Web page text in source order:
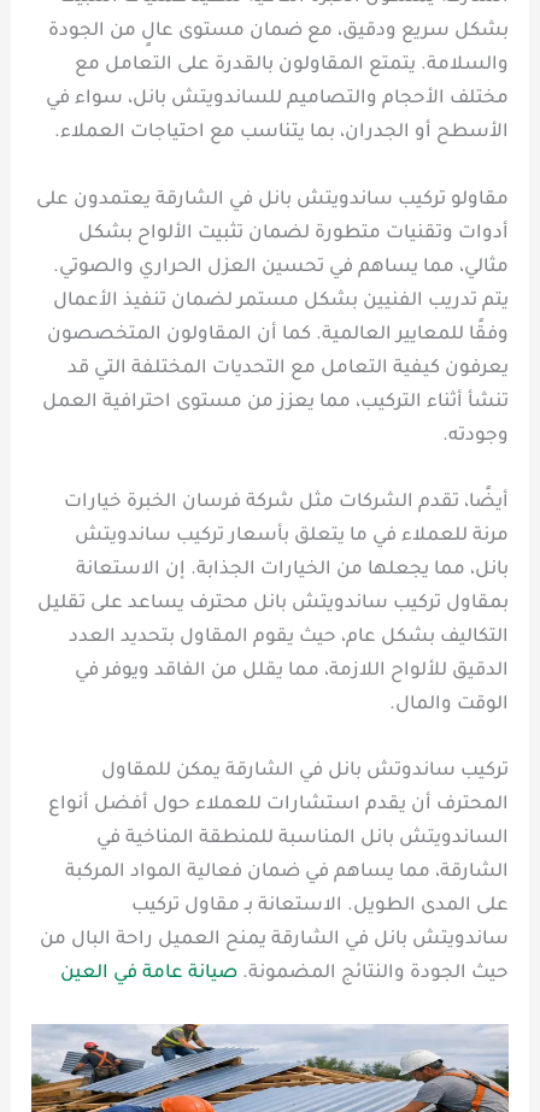
بشكل سريع ودقيق، مع ضمان مستوى عالٍ من الجودة
والسلامة. يتمتع المقاولون بالقدرة على التعامل مع
مختلف الأحجام والتصاميم للساندويتش بانل، سواء في
الأسطح أو الجدران، بما يتناسب مع احتياجات العملاء.
مقاولو تركيب ساندويتش بانل في الشارقة يعتمدون على
أدوات وتقنيات متطورة لضمان تثبيت الألواح بشكل
مثالي، مما يساهم في تحسين العزل الحراري والصوتي.
يتم تدريب الفنيين بشكل مستمر لضمان تنفيذ الأعمال
وفقًا للمعايير العالمية. كما أن المقاولون المتخصصون
يعرفون كيفية التعامل مع التحديات المختلفة التي قد
تنشأ أثناء التركيب، مما يعزز من مستوى احترافية العمل
وجودته.
أيضًا، تقدم الشركات مثل شركة فرسان الخبرة خيارات
مرنة للعملاء في ما يتعلق بأسعار تركيب ساندويتش
بانل، مما يجعلها من الخيارات الجذابة. إن الاستعانة
بمقاول تركيب ساندويتش بانل محترف يساعد على تقليل
التكاليف بشكل عام، حيث يقوم المقاول بتحديد العدد
الدقيق للألواح اللازمة، مما يقلل من الفاقد ويوفر في
الوقت والمال.
تركيب ساندوتش بانل في الشارقة يمكن للمقاول
المحترف أن يقدم استشارات للعملاء حول أفضل أنواع
الساندويتش بانل المناسبة للمنطقة المناخية في
الشارقة، مما يساهم في ضمان فعالية المواد المركبة
على المدى الطويل. الاستعانة بـ مقاول تركيب
ساندويتش بانل في الشارقة يمنح العميل راحة البال من
حيث الجودة والنتائج المضمونة.صيانة عامة في العين